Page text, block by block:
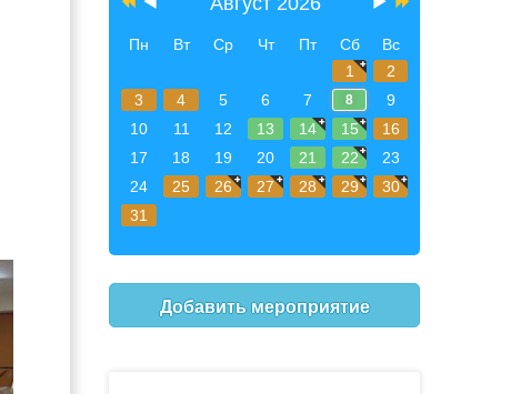
Пн Вт Ср Чт Пт Сб
Вс
1
2
3
4 5 6 7 8
9
10
11 12 13 14 15
16
17
18 19 20 21 22
23
24
25 26 27 28 29
30
31
Добавить мероприятие